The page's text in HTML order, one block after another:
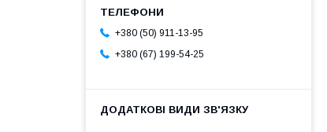
+380 (50) 911-13-95
+380 (67) 199-54-25